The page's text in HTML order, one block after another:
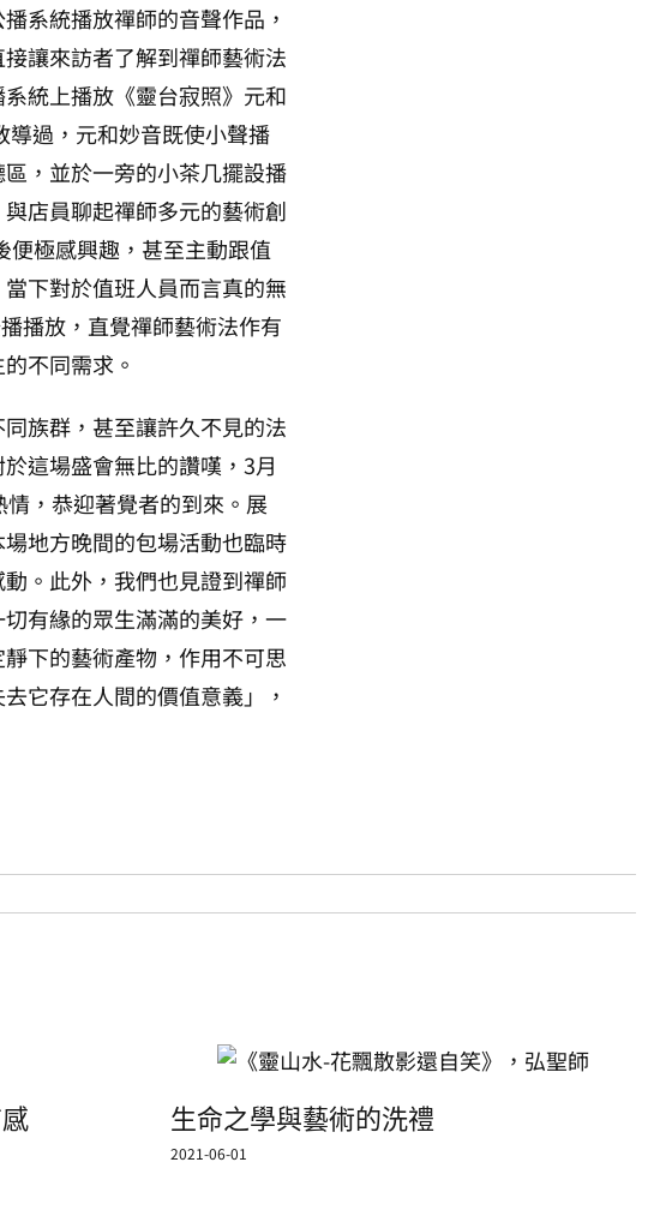
系統播放禪師的音聲作品，
讓來訪者了解到禪師藝術法
統上播放《靈台寂照》元和
過，元和妙音既使小聲播
，並於一旁的小茶几擺設播
店員聊起禪師多元的藝術創
便極感興趣，甚至主動跟值
下對於值班人員而言真的無
播放，直覺禪師藝術法作有
不同需求。
族群，甚至讓許久不見的法
這場盛會無比的讚嘆，3月
，恭迎著覺者的到來。展
地方晚間的包場活動也臨時
。此外，我們也見證到禪師
有緣的眾生滿滿的美好，一
下的藝術產物，作用不可思
它存在人間的價值意義」，
生命之學與藝術的洗禮
2021-06-01